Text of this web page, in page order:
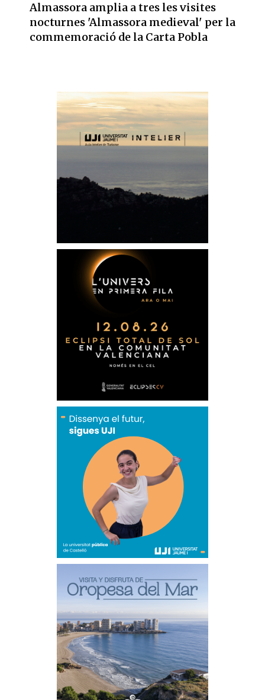
Almassora amplia a tres les visites
nocturnes 'Almassora medieval' per la
commemoració de la Carta Pobla